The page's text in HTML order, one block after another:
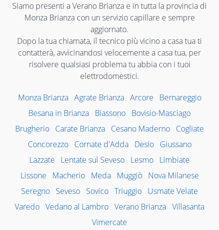
Siamo presenti a Verano Brianza e in tutta la provincia di
Monza Brianza con un servizio capillare e sempre
aggiornato.
Dopo la tua chiamata, il tecnico più vicino a casa tua ti
contatterà, avvicinandosi velocemente a casa tua, per
risolvere qualsiasi problema tu abbia con i tuoi
elettrodomestici.
Monza Brianza Agrate Brianza Arcore
Bernareggio
Besana in Brianza Biassono Bovisio-Masciago
Brugherio Carate Brianza Cesano Maderno Cogliate
Concorezzo
Cornate d'Adda Desio
Giussano
Lazzate
Lentate sul Seveso Lesmo Limbiate
Lissone
Macherio Meda Muggiò
Nova Milanese
Seregno Seveso Sovico Triuggio Usmate Velate
Varedo Vedano al Lambro Verano Brianza Villasanta
Vimercate